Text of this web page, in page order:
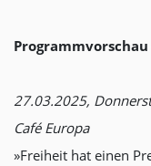
27.03.2025,
Café Europa
»Freiheit hat einen